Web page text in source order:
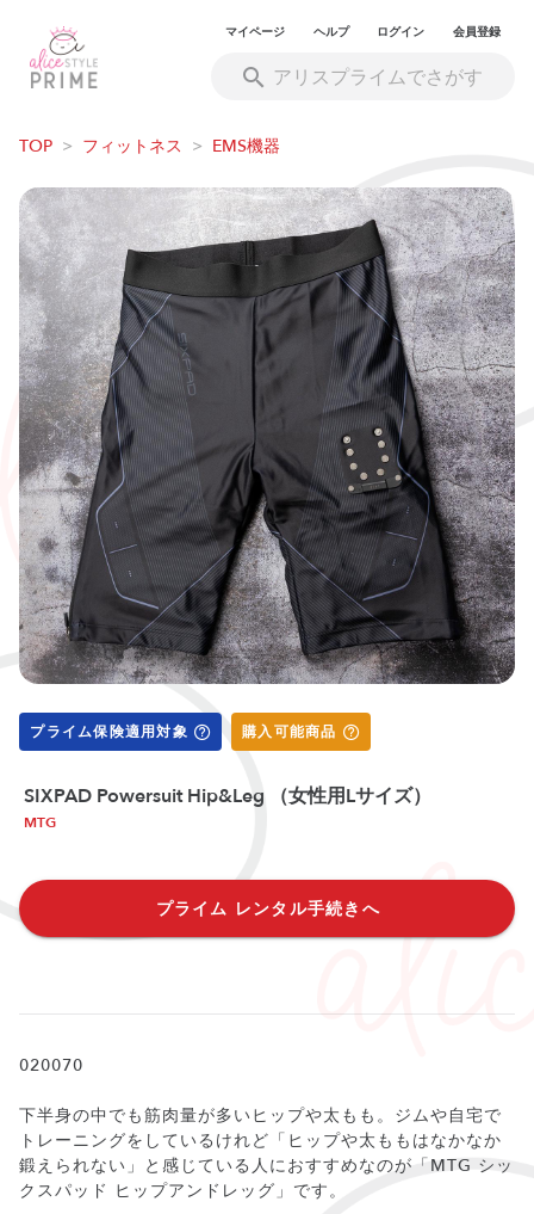
マイページ ヘルプ ログイン 会員登録
TOP > フィットネス > EMS機器
プライム保険適用対象 購入可能商品
SIXPAD Powersuit Hip&Leg （女性用Lサイズ）
MTG
プライム レンタル手続きへ
020070
下半身の中でも筋肉量が多いヒップや太もも。ジムや自宅で
トレーニングをしているけれど「ヒップや太ももはなかなか
鍛えられない」と感じている人におすすめなのが「MTG シッ
クスパッド ヒップアンドレッグ」です。